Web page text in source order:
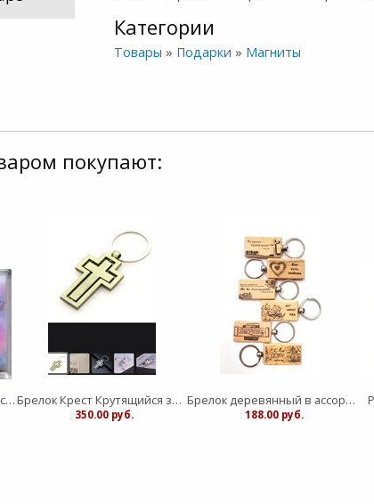
Категории
Товары » Подарки » Магниты
покупают:
Магнит акриловый "Христос Воскрес" цветы розовый (ТС) Брелок Крест Крутящийся золото (ЛН)
: 350.00 руб.
Брелок деревянный в ассортименте (ЛН)
:188.00 руб.